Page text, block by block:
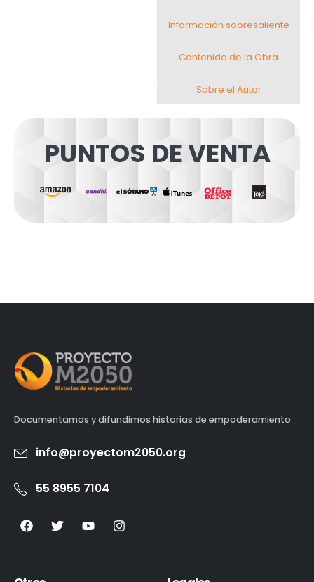
Información sobresaliente
Contenido de la Obra
Sobre el Autor
PUNTOS DE VENTA
Documentamos y difundimos historias de empoderamiento
info@proyectom2050.org
55 8955 7104